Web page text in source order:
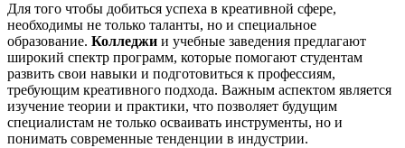
Для того чтобы добиться успеха в креативной сфере,
необходимы не только таланты, но и специальное
образование. Колледжи и учебные заведения предлагают
широкий спектр программ, которые помогают студентам
развить свои навыки и подготовиться к профессиям,
требующим креативного подхода. Важным аспектом является
изучение теории и практики, что позволяет будущим
специалистам не только осваивать инструменты, но и
понимать современные тенденции в индустрии.